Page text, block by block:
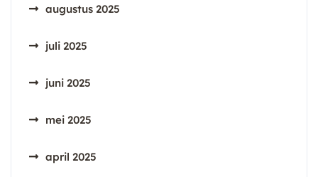
augustus 2025
juli 2025
juni 2025
mei 2025
april 2025